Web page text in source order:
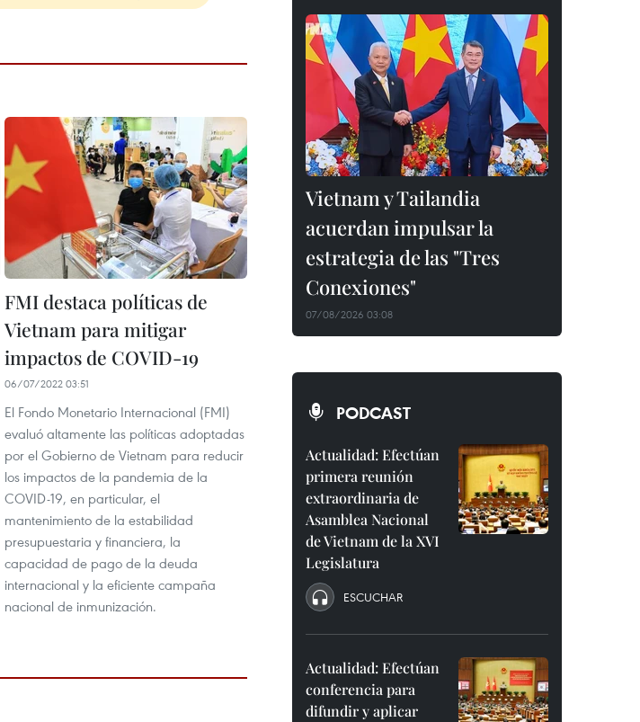
FMI destaca políticas de
Vietnam para mitigar
impactos de COVID-19
06/07/2022 03:51
El Fondo Monetario Internacional (FMI)
evaluó altamente las políticas adoptadas
por el Gobierno de Vietnam para reducir
los impactos de la pandemia de la
COVID-19, en particular, el
mantenimiento de la estabilidad
presupuestaria y financiera, la
capacidad de pago de la deuda
internacional y la eficiente campaña
nacional de inmunización.
Vietnam y Tailandia
acuerdan impulsar la
estrategia de las "Tres
Conexiones"
07/08/2026 03:08
PODCAST
Actualidad: Efectúan
primera reunión
extraordinaria de
Asamblea Nacional
de Vietnam de la XVI
Legislatura
ESCUCHAR
Actualidad: Efectúan
conferencia para
difundir y aplicar